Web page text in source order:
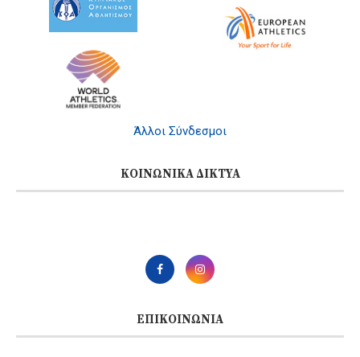
Άλλοι Σύνδεσμοι
ΚΟΙΝΩΝΙΚΆ ΔΊΚΤΥΑ
ΕΠΙΚΟΙΝΩΝΊΑ